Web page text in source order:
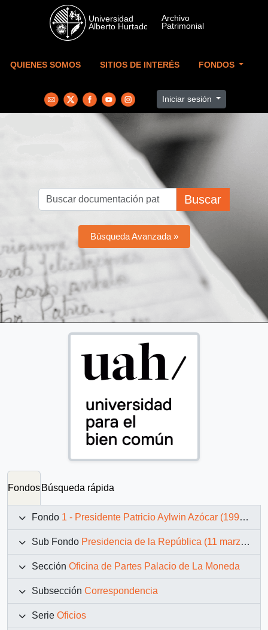
Skip to main content
QUIENES SOMOS SITIOS DE INTERÉS FONDOS
Iniciar sesión
Buscar
Búsqueda Avanzada »
Fondos Búsqueda rápida
Fondo 1 - Presidente Patricio Aylwin Azócar (1990-1994)
Sub Fondo Presidencia de la República (11 marzo 1990 – 11 marzo 1994)
Sección Oficina de Partes Palacio de La Moneda
Subsección Correspondencia
Serie Oficios